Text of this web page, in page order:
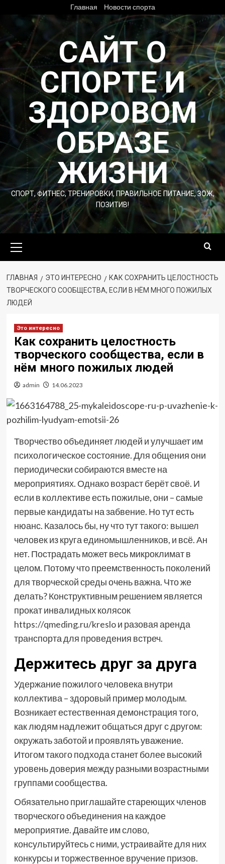
содержимому
Главная Новости спорта
САЙТ О
СПОРТЕ И
ЗДОРОВОМ
ОБРАЗЕ
ЖИЗНИ
СПОРТ, ФИТНЕС, ТРЕНИРОВКИ, ПРАВИЛЬНОЕ ПИТАНИЕ, ЗОЖ,
ПОЗИТИВ!
меню
ГЛАВНАЯ ЭТО ИНТЕРЕСНО
КАК СОХРАНИТЬ ЦЕЛОСТНОСТЬ
ТВОРЧЕСКОГО СООБЩЕСТВА, ЕСЛИ В НЁМ МНОГО ПОЖИЛЫХ
ЛЮДЕЙ
Это интересно
Как сохранить целостность
творческого сообщества, если в
нём много пожилых людей
admin 14.06.2023
Творчество объединяет людей и улучшает им
психологическое состояние. Для общения они
периодически собираются вместе на
мероприятиях. Однако возраст берёт своё. И
если в коллективе есть пожилые, они – самые
первые кандидаты на забвение. Но тут есть
нюанс. Казалось бы, ну что тут такого: вышел
человек из круга единомышленников, и всё. Ан
нет. Пострадать может весь микроклимат в
целом. Потому что преемственность поколений
для творческой среды очень важна. Что же
делать? Конструктивным решением является
прокат инвалидных колясок
https://qmeding.ru/kresloи разовая аренда
транспорта для проведения встреч.
Держитесь друг за друга
Удержание пожилого человека внутри
коллектива – здоровый пример молодым.
Возникает естественная демонстрация того,
как людям надлежит общаться друг с другом:
окружать заботой и проявлять уважение.
Итогом такого подхода станет более высокий
уровень доверия между разными возрастными
группами сообщества.
Обязательно приглашайте стареющих членов
творческого объединения на каждое
мероприятие. Давайте им слово,
консультируйтесь с ними, устраивайте для них
конкурсы и торжественное вручение призов.